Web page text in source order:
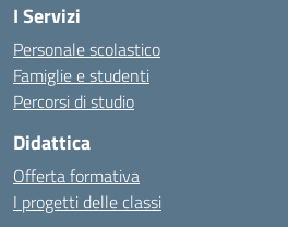
I Servizi
Personale scolastico
Famiglie e studenti
Percorsi di studio
Didattica
Offerta formativa
I progetti delle classi